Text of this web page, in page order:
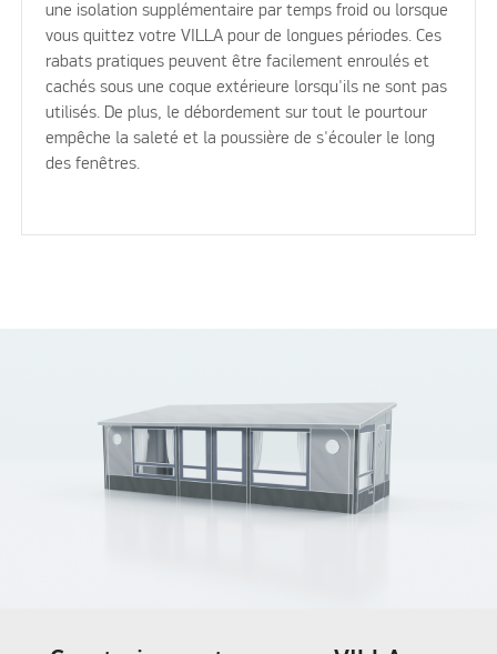
une isolation supplémentaire par temps froid ou lorsque
vous quittez votre VILLA pour de longues périodes. Ces
rabats pratiques peuvent être facilement enroulés et
cachés sous une coque extérieure lorsqu'ils ne sont pas
utilisés. De plus, le débordement sur tout le pourtour
empêche la saleté et la poussière de s'écouler le long
des fenêtres.